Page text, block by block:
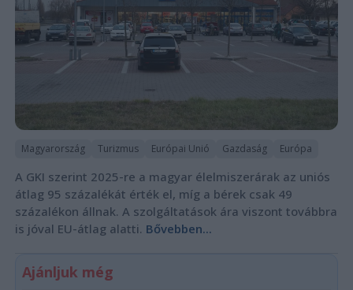
Magyarország Turizmus Európai Unió Gazdaság Európa
A GKI szerint 2025-re a magyar élelmiszerárak az uniós
átlag 95 százalékát érték el, míg a bérek csak 49
százalékon állnak. A szolgáltatások ára viszont továbbra
is jóval EU-átlag alatti. Bővebben...
Ajánljuk még